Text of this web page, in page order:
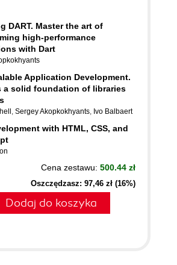
DART. Master the art of
high-performance
with Dart
Application Development.
a solid foundation of libraries
, Sergey Akopkokhyants, Ivo Balbaert
with HTML, CSS, and
Cena zestawu: 500.44 zł
Oszczędzasz: 97,46 zł (16%)
Dodaj do koszyka